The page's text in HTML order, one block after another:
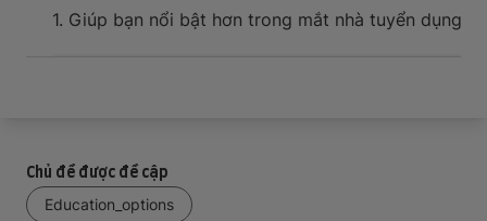
1. Giúp bạn nổi bật hơn trong mắt nhà tuyển dụng
Chủ đề được đề cập
Education_options